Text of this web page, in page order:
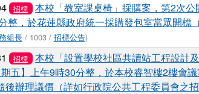
招標
本校「教室課桌椅」採購案，第2次
整，於花蓮縣政府統一採購發包室當眾開標
組長/ 1003 / 招標公告)
招標
本校「設置學校社區共讀站工程設計
五】上午9時30分整，於本校睿智樓2樓會
後辦理議價（詳如行政院公共工程委員會之招